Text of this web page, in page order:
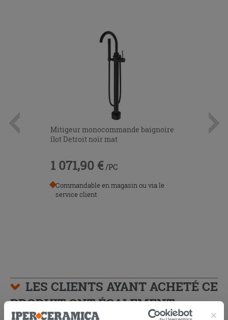
Mitigeur monocommande baignoire
îlot Detroit noir mat
1 071,90 € /PC
Commandable en magasin ou via le
service client
LES CLIENTS AYANT ACHETÉ CE
PRODUIT ONT ÉGALEMENT